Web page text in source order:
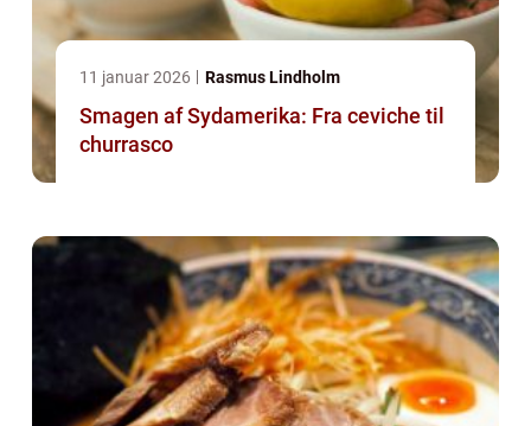
11 januar 2026 Rasmus Lindholm
Smagen af Sydamerika: Fra ceviche til
churrasco